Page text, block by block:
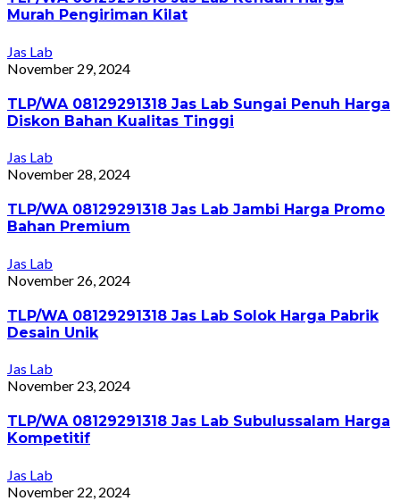
Murah Pengiriman Kilat
Jas Lab
November 29, 2024
TLP/WA 08129291318 Jas Lab Sungai Penuh Harga
Diskon Bahan Kualitas Tinggi
Jas Lab
November 28, 2024
TLP/WA 08129291318 Jas Lab Jambi Harga Promo
Bahan Premium
Jas Lab
November 26, 2024
TLP/WA 08129291318 Jas Lab Solok Harga Pabrik
Desain Unik
Jas Lab
November 23, 2024
TLP/WA 08129291318 Jas Lab Subulussalam Harga
Kompetitif
Jas Lab
November 22, 2024